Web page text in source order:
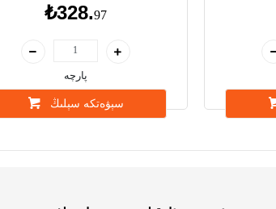
₺328.97
پارچە
سېۋەتكە سېلىڭ